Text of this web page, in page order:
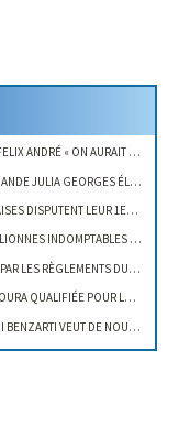
PU GAGNER LE DEUXIÈME SET »
ÉLIMINÉE AU 1ER TOUR
LEUR 1ER TOUR AUJOURD’HUI
INDOMPTABLES PRIMÉES
RÈGLEMENTS DU HANDBALL
POUR LES DEMI-FINALES
VEUT DE NOUVEAUX JOUEURS
JOUEURS DE LIGUE 1
BREAKÉ ASSEZ RAPIDEMENT »